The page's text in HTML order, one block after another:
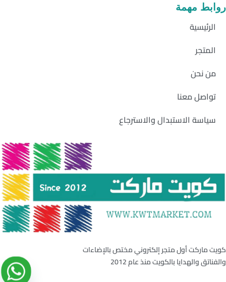
روابط مهمة
الرئيسية
المتجر
من نحن
تواصل معنا
سياسة الاستبدال والاسترجاع
كويت ماركت أول متجر إلكتروني مختص بالإضاءات
والفناتق والهدايا بالكويت منذ عام 2012